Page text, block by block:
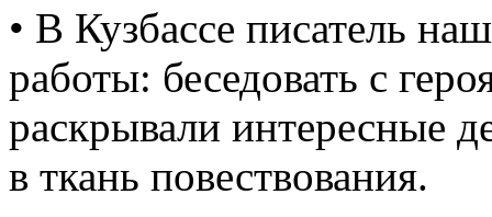
• В Кузбассе писатель
работы: беседовать с
раскрывали интересные
в ткань повествования.